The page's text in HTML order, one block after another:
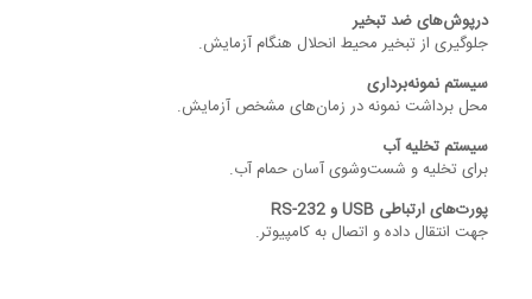
درپوش‌های ضد تبخیر
جلوگیری از تبخیر محیط انحلال هنگام آزمایش.
سیستم نمونه‌برداری
محل برداشت نمونه در زمان‌های مشخص آزمایش.
سیستم تخلیه آب
برای تخلیه و شست‌وشوی آسان حمام آب.
پورت‌های ارتباطی USB و RS-232
جهت انتقال داده و اتصال به کامپیوتر.